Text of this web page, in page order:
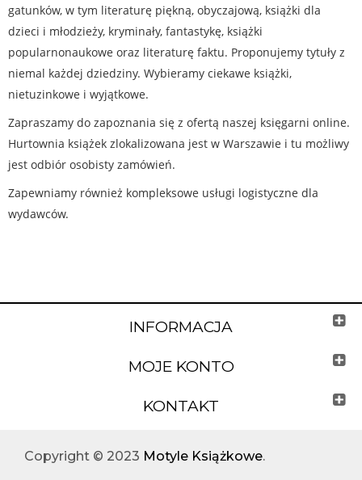
gatunków, w tym literaturę piękną, obyczajową, książki dla
dzieci i młodzieży, kryminały, fantastykę, książki
popularnonaukowe oraz literaturę faktu. Proponujemy tytuły z
niemal każdej dziedziny. Wybieramy ciekawe książki,
nietuzinkowe i wyjątkowe.
Zapraszamy do zapoznania się z ofertą naszej księgarni online.
Hurtownia książek zlokalizowana jest w Warszawie i tu możliwy
jest odbiór osobisty zamówień.
Zapewniamy również kompleksowe usługi logistyczne dla
wydawców.
INFORMACJA
MOJE KONTO
KONTAKT
Copyright © 2023 Motyle Książkowe.